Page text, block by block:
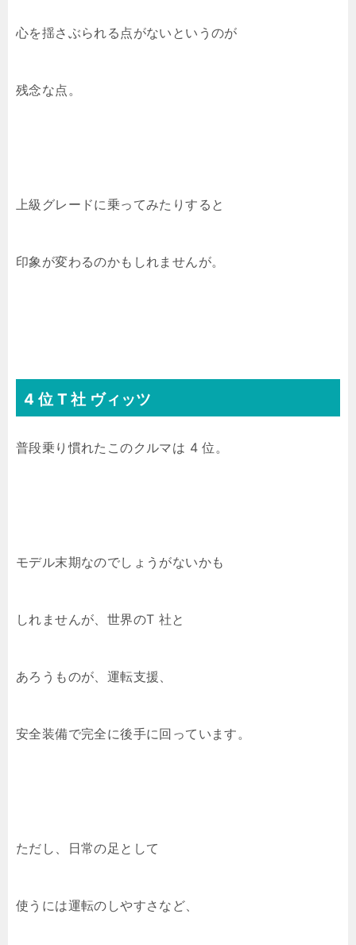
心を揺さぶられる点がないというのが
残念な点。
上級グレードに乗ってみたりすると
印象が変わるのかもしれませんが。
4 位 T 社 ヴィッツ
普段乗り慣れたこのクルマは 4 位。
モデル末期なのでしょうがないかも
しれませんが、世界のT 社と
あろうものが、運転支援、
安全装備で完全に後手に回っています。
ただし、日常の足として
使うには運転のしやすさなど、